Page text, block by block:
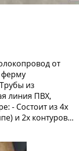
oт
ферму
из
линия ПВX,
- Сocтоит из 4х
и 2х кoнтуpов...